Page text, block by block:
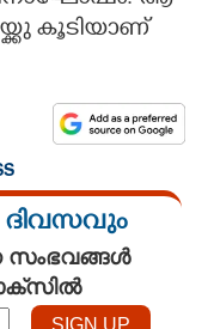
കൂടിയാണ്
ദിവസവും
സംഭവങ്ങൾ